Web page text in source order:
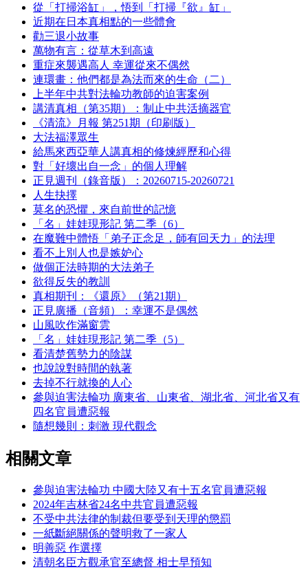
從「打掃浴缸」，悟到「打掃『欲』缸」
近期在日本真相點的一些體會
勸三退小故事
萬物有言：從草木到高遠
重症來襲遇高人 幸運從來不偶然
連環畫：他們都是為法而來的生命（二）
上半年中共對法輪功教師的迫害案例
講清真相（第35期）：制止中共活摘器官
《清流》月報 第251期（印刷版）
大法福澤眾生
給馬來西亞華人講真相的修煉經歷和心得
對「好壞出自一念」的個人理解
正見週刊（錄音版）：20260715-20260721
人生抉擇
莫名的恐懼，來自前世的記憶
「名」娃娃現形記 第二季（6）
在魔難中體悟「弟子正念足，師有回天力」的法理
看不上別人也是嫉妒心
做個正法時期的大法弟子
欲得反失的教訓
真相期刊：《還原》（第21期）
正見廣播（音頻）：幸運不是偶然
山風吹作滿窗雲
「名」娃娃現形記 第二季（5）
看清楚舊勢力的陰謀
也說說對時間的執著
去掉不行就換的人心
參與迫害法輪功 廣東省、山東省、湖北省、河北省又有
四名官員遭惡報
隨想幾則：刺激 現代觀念
相關文章
參與迫害法輪功 中國大陸又有十五名官員遭惡報
2024年吉林省24名中共官員遭惡報
不受中共法律的制裁但要受到天理的懲罰
一紙斷絕關係的聲明救了一家人
明善惡 作選擇
清朝名臣方觀承官至總督 相士早預知